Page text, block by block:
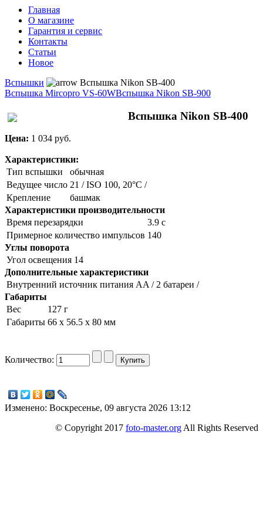
Главная
О магазине
Гарантия и сервис
Контакты
Статьи
Новое
Вспышки
Вспышка Nikon SB-400
Вспышка Mircopro VS-60WВспышка Nikon SB-900
Вспышка Nikon SB-400
Цена: 1 034 pуб.
Характеристики:
Тип вспышки
обычная
Ведущее число 21 / ISO 100, 20°C /
Крепление
башмак
Характеристики производительности
Время перезарядки
3.9 с
Примерное количество импульсов 140
Углы поворота
Угол освещения 14
Дополнительные характеристики
Внутренний источник питания AA / 2 батареи /
Габариты
Вес
127 г
Габариты 66 x 56.5 x 80 мм
Количество:
Изменено: Воскресенье, 09 августа 2026 13:12
© Copyright 2017 foto-master.orgAll Rights Reserved